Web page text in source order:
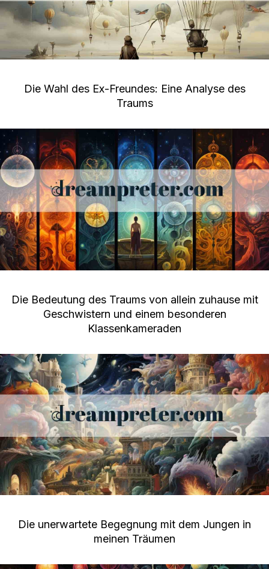
Die Wahl des Ex-Freundes: Eine Analyse des
Traums
Die Bedeutung des Traums von allein zuhause mit
Geschwistern und einem besonderen
Klassenkameraden
Die unerwartete Begegnung mit dem Jungen in
meinen Träumen